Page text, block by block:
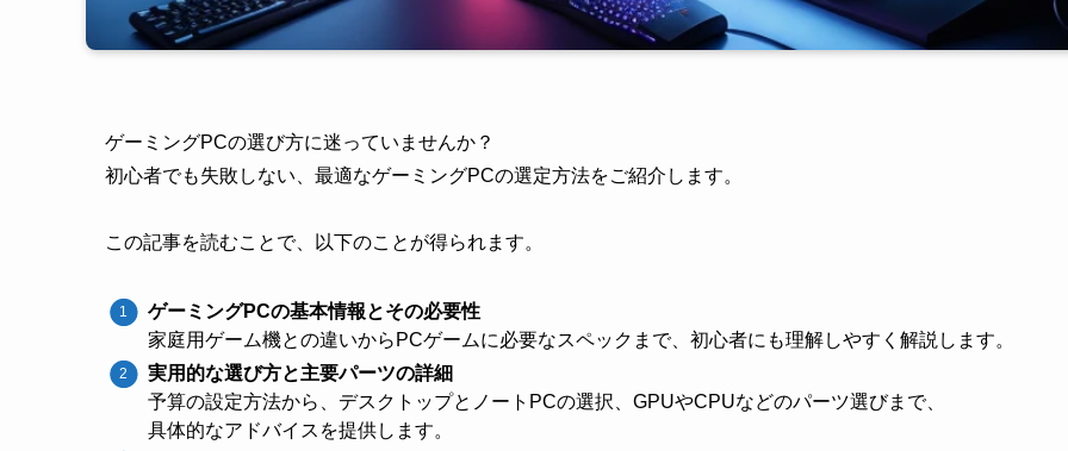
ゲーミングPCの選び方に迷っていませんか？
初心者でも失敗しない、最適なゲーミングPCの選定方法をご紹介します。
この記事を読むことで、以下のことが得られます。
ゲーミングPCの基本情報とその必要性
家庭用ゲーム機との違いからPCゲームに必要なスペックまで、初心者にも理解しやすく解説します。
実用的な選び方と主要パーツの詳細
予算の設定方法から、デスクトップとノートPCの選択、GPUやCPUなどのパーツ選びまで、
具体的なアドバイスを提供します。